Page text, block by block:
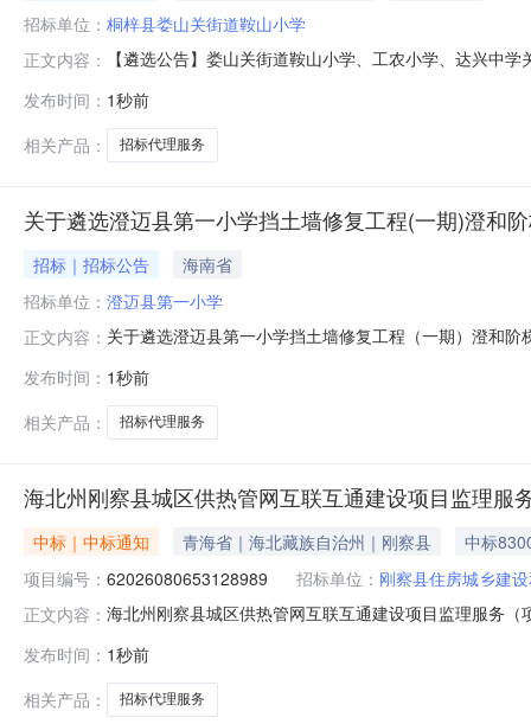
招标单位： 桐梓县娄山关街道鞍山小学
正文内容：
【遴选公告】娄山关街道鞍山小学、工农小学、达兴中
服联合采购选用组织决定公开遴选一家专业招标代理机
娄山关街道鞍山小学、工农小学、达兴中学三所学校
发布时间： 1秒前
相关产品：
招标代理服务
关于遴选澄迈县第一小学挡土墙修复工程(一期)澄和
招标｜招标公告
海南省
招标单位： 澄迈县第一小学
正文内容： 关于遴选澄迈县第一小学挡土墙修复工程（一期）澄和
称：澄迈县第一小学挡土墙修复工程（一期）、澄迈县
（一期）、澄迈县第一小学阶梯走廊雨蓬工程（二
发布时间： 1秒前
相关产品：
招标代理服务
海北州刚察县城区供热管网互联互通建设项目监理服
中标｜中标通知 青海省｜海北藏族自治州｜刚察县
中标
项目编号： 62026080653128989 招标单位： 刚察县住房城乡建
正文内容： 海北州刚察县城区供热管网互联互通建设项目监理服务
县报价起止时间：2026-08-0616:47-2026-08-0716:47
发布时间： 1秒前
相关产品：
招标代理服务